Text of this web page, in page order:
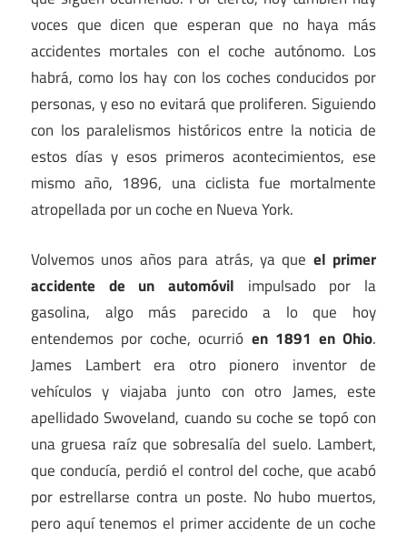
voces que dicen que esperan que no haya más
accidentes mortales con el coche autónomo. Los
habrá, como los hay con los coches conducidos por
personas, y eso no evitará que proliferen. Siguiendo
con los paralelismos históricos entre la noticia de
estos días y esos primeros acontecimientos, ese
mismo año, 1896, una ciclista fue mortalmente
atropellada por un coche en Nueva York.
Volvemos unos años para atrás, ya que el primer
accidente de un automóvil impulsado por la
gasolina, algo más parecido a lo que hoy
entendemos por coche, ocurrió en 1891 en Ohio.
James Lambert era otro pionero inventor de
vehículos y viajaba junto con otro James, este
apellidado Swoveland, cuando su coche se topó con
una gruesa raíz que sobresalía del suelo. Lambert,
que conducía, perdió el control del coche, que acabó
por estrellarse contra un poste. No hubo muertos,
pero aquí tenemos el primer accidente de un coche